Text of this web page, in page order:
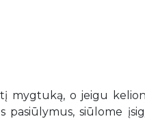
mygtuką, o jeigu
pasiūlymus, siūlome